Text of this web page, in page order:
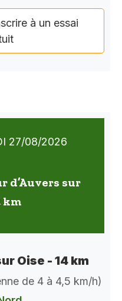
à un essai
27/08/2026
d’Auvers sur
km
Oise - 14 km
de 4 à 4,5 km/h)